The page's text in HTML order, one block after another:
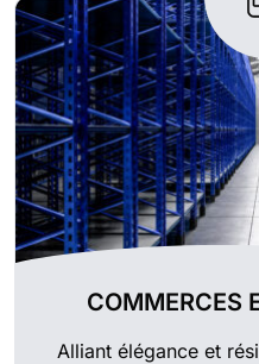
COMMERCES
Alliant élégance et